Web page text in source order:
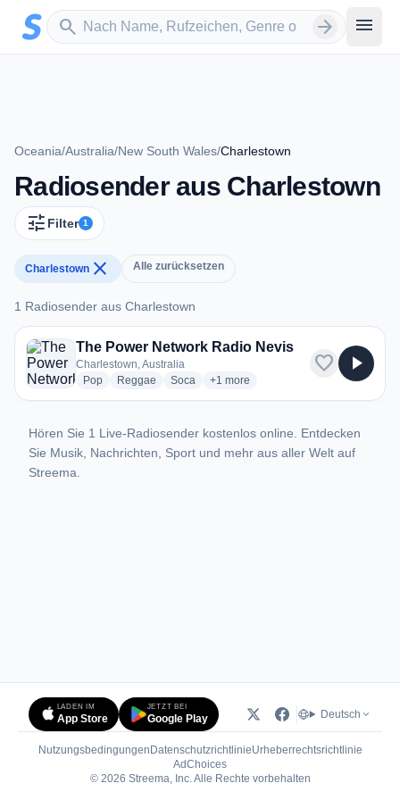
Zum Hauptinhalt springen
search
Sender suchen arrow_forward menu
Oceania/Australia/New South Wales/Charlestown
Radiosender aus Charlestown
tune Filter 1
Charlestown close Alle zurücksetzen
1 Radiosender aus Charlestown
1 Radiosender aus Charlestown
The Power Network Radio Nevis
Charlestown, Australia
Popradio stations
Reggae radio stations
Soca radio stations
+1 more genres for The Power
more
favorite play_arrow
Hören Sie 1 Live-Radiosender kostenlos online. Entdecken
Sie Musik, Nachrichten, Sport und mehr aus aller Welt auf
Streema.
LADEN IM
App Store
JETZT BEI
Google Play Deutsch
Nutzungsbedingungen DatenschutzrichtlinieUrheberrechtsrichtlinie
AdChoices(öffnet in neuem Tab)
© 2026 Streema, Inc. Alle Rechte vorbehalten